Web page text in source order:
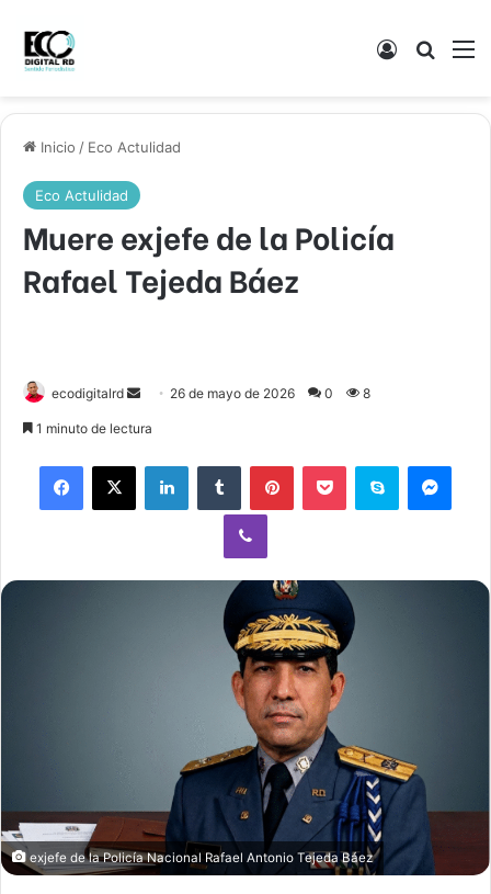
Acceso
Inicio / Eco Actulidad
Eco Actulidad
Muere exjefe de la Policía
Rafael Tejeda Báez
ecodigitalrd
Send 26 de mayo de 2026 0 8
1 minuto de lectura
Facebook
X LinkedInTumblr PinterestPocket Skype
Viber
exjefe de la Policía Nacional Rafael Antonio Tejeda Báez